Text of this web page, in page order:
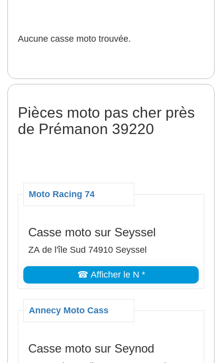
Aucune casse moto trouvée.
Pièces moto pas cher près
de Prémanon 39220
Moto Racing 74
Casse moto sur Seyssel
ZA de l'île Sud 74910 Seyssel
☎ Afficher le N *
Annecy Moto Cass
Casse moto sur Seynod